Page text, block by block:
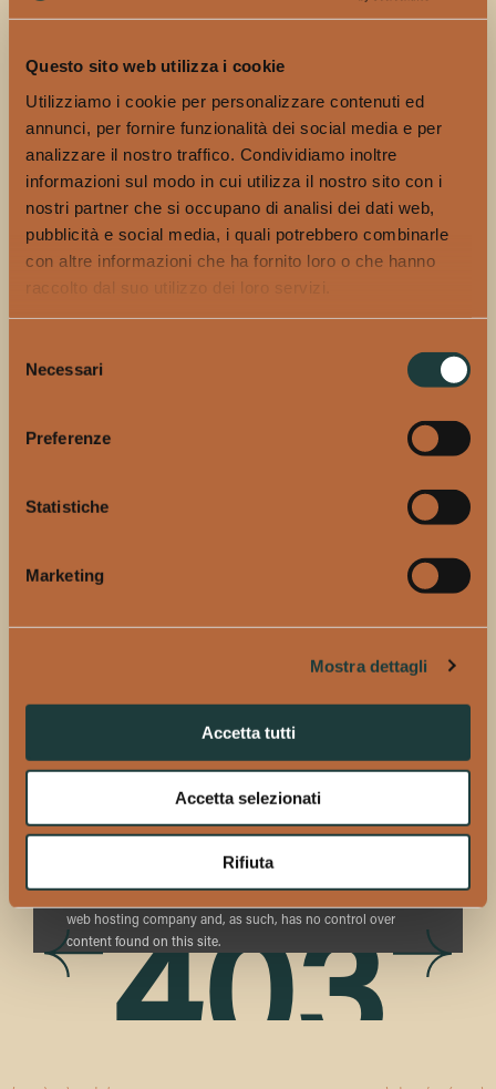
Questo sito web utilizza i cookie
Utilizziamo i cookie per personalizzare contenuti ed
annunci, per fornire funzionalità dei social media e per
analizzare il nostro traffico. Condividiamo inoltre
informazioni sul modo in cui utilizza il nostro sito con i
nostri partner che si occupano di analisi dei dati web,
pubblicità e social media, i quali potrebbero combinarle
con altre informazioni che ha fornito loro o che hanno
raccolto dal suo utilizzo dei loro servizi.
delNecessari
Preferenze
Statistiche
Marketing
Mostra dettagli
Accetta tutti
Accetta selezionati
Rifiuta
un’esperienza che coinvolgerà tutti i sensi.
territorio, verranno serviti cocktail pensati per soddisfare tutti i
palati.
Inoltre, Rinaldi 1957 ha indetto un concorso rivolto a tutti
coloro che prenderanno parte alle serate.
Con l’
acquisto di due
drinka base Don Papa Rum sarà possibile partecipare al
concorso “Road to Sugarlandia“, in palio unviaggio per due
persone nelle Filippine. In seguito all’acquisto dei cocktail verrà
data una tessera con cui poter partecipare all’estrazione finale
I PRODOTTI DON PAPA RUM
offre note fragranti di agrumi, mango e nocciole,
con un palato ricco di frutta, vaniglia e toffee, e un finale
Don Papa Baroko:
presenta note di vaniglia, agrumi freschi,
un finale persistente di datteri, uvetta e rovere tostato.
Filippine come miele filippino e lime calamansi, offre un aroma
di vaniglia dolce, zucchero tostato e lime, con un palato di
miele selvatico, cioccolato infuso con arancia e peperoncino
Sealing Labuyo, e un finale lungo con note di frutta e
403
web hosting company and, as such, has no control over
content found on this site.